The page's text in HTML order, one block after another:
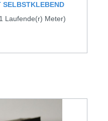
SELBSTKLEBEND
Laufende(r) Meter)